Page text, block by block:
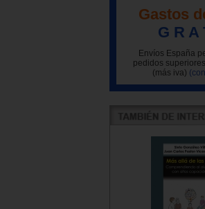
Gastos
G R A
Envíos España
pedidos
(más iva)